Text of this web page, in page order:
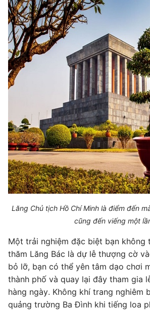
Lăng Chủ tịch Hồ Chí Minh là điểm đến
cũng đến viếng một
Một trải nghiệm đặc biệt bạn không
thăm Lăng Bác là dự lễ thượng cờ
bỏ lỡ, bạn có thể yên tâm dạo chơi
thành phố và quay lại đây tham gia
hàng ngày. Không khí trang nghiêm
quảng trường Ba Đình khi tiếng loa